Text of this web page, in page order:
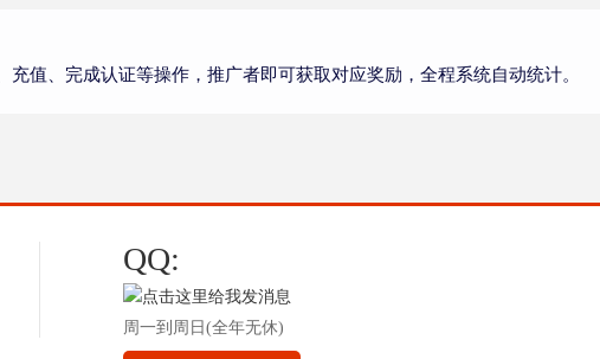
值、完成认证等操作，推广者即可获取对应奖励，全程系统自动统计。
QQ:
周一到周日(全年无休)